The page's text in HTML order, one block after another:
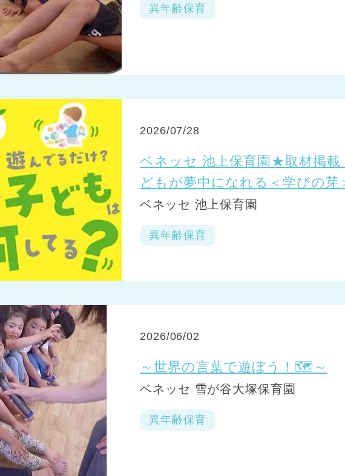
異年齢保育
2026/07/28
ベネッセ 池上保育園★取材掲載
どもが夢中になれる＜学びの
ベネッセ 池上保育園
異年齢保育
2026/06/02
～世界の言葉で遊ぼう！🗺️～
ベネッセ 雪が谷大塚保育園
異年齢保育